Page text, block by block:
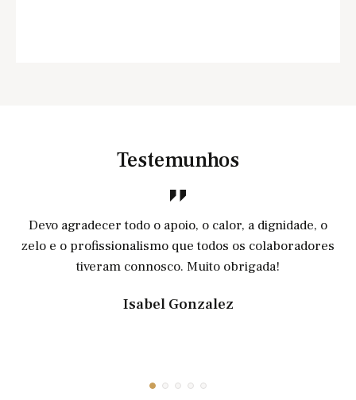
Testemunhos
Devo agradecer todo o apoio, o calor, a dignidade, o
zelo e o profissionalismo que todos os colaboradores
tiveram connosco. Muito obrigada!
Isabel Gonzalez